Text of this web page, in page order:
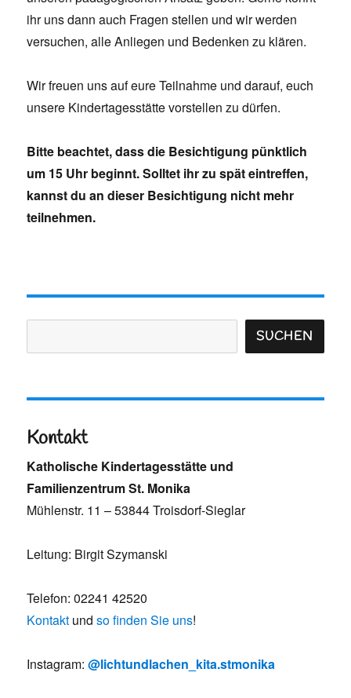
ihr uns dann auch Fragen stellen und wir werden
versuchen, alle Anliegen und Bedenken zu klären.
Wir freuen uns auf eure Teilnahme und darauf, euch
unsere Kindertagesstätte vorstellen zu dürfen.
Bitte beachtet, dass die Besichtigung pünktlich
um 15 Uhr beginnt. Solltet ihr zu spät eintreffen,
kannst du an dieser Besichtigung nicht mehr
teilnehmen.
SUCHEN
Kontakt
Katholische Kindertagesstätte und
Familienzentrum St. Monika
Mühlenstr. 11 – 53844 Troisdorf-Sieglar
Leitung: Birgit Szymanski
Telefon: 02241 42520
Kontakt undso finden Sie uns!
Instagram:@lichtundlachen_kita.stmonika